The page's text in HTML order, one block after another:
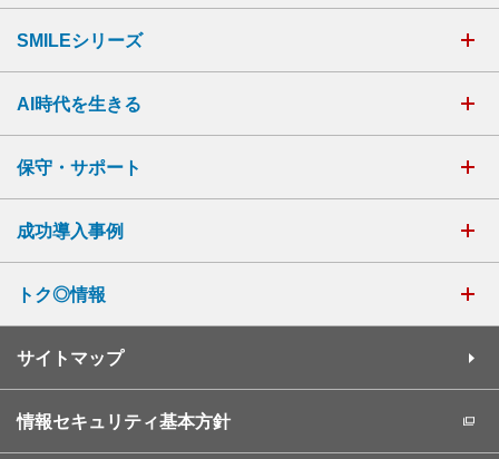
SMILEシリーズ
AI時代を生きる
保守・サポート
成功導入事例
トク◎情報
サイトマップ
情報セキュリティ基本方針